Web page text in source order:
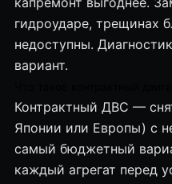
гидроударе, трещинах
недоступны.
вариант.
Контрактный ДВС —
Японии или Европы) с
самый бюджетный
каждый агрегат перед